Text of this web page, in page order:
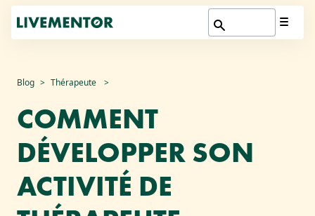
Aller
contenu
Blog Thérapeute
COMMENT
DÉVELOPPER SON
ACTIVITÉ DE